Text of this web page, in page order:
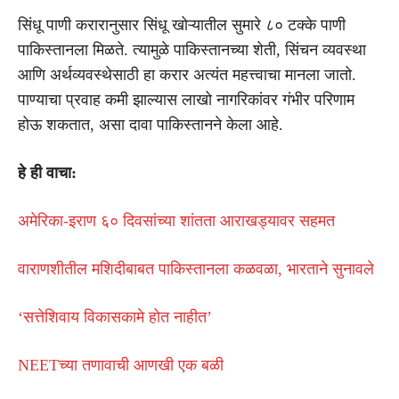
सिंधू पाणी करारानुसार सिंधू खोऱ्यातील सुमारे ८० टक्के पाणी
पाकिस्तानला मिळते. त्यामुळे पाकिस्तानच्या शेती, सिंचन व्यवस्था
आणि अर्थव्यवस्थेसाठी हा करार अत्यंत महत्त्वाचा मानला जातो.
पाण्याचा प्रवाह कमी झाल्यास लाखो नागरिकांवर गंभीर परिणाम
होऊ शकतात, असा दावा पाकिस्तानने केला आहे.
हे ही वाचा:
अमेरिका-इराण ६० दिवसांच्या शांतता आराखड्यावर सहमत
वाराणशीतील मशिदीबाबत पाकिस्तानला कळवळा, भारताने सुनावले
‘सत्तेशिवाय विकासकामे होत नाहीत’
NEETच्या तणावाची आणखी एक बळी